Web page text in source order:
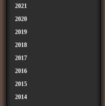
2021
2020
2019
2018
2017
2016
2015
2014